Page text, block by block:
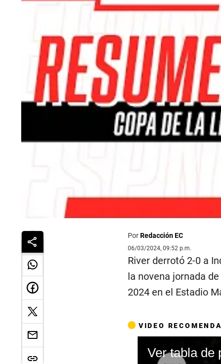
PorRedacción EC
06/03/2024, 09:52 p.m.
River derrotó 2-0 a
la novena jornada
2024 en el Estadio
VIDEO